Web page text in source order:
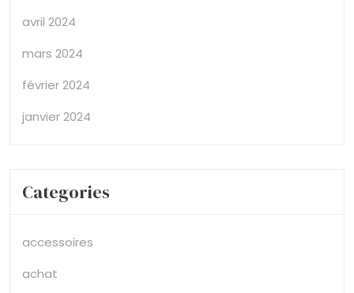
avril 2024
mars 2024
février 2024
janvier 2024
Categories
accessoires
achat